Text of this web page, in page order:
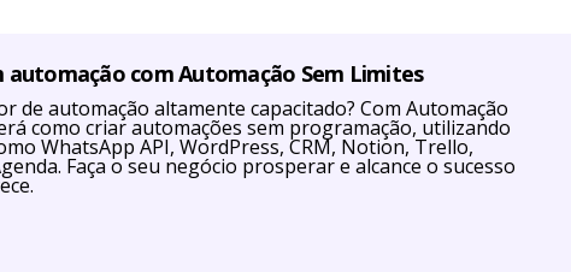
automação com Automação Sem Limites
de automação altamente capacitado? Com Automação
como criar automações sem programação, utilizando
WhatsApp API, WordPress, CRM, Notion, Trello,
Faça o seu negócio prosperar e alcance o sucesso